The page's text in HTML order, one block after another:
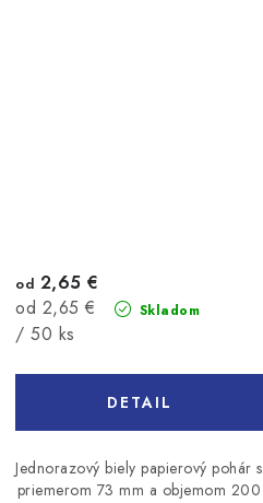
Skladom
od 2,65 €
Jednotková
cena:
od 2,65 €
/ 50 ks
DETAIL
Jednorazový biely papierový pohár s
priemerom 73 mm a objemom 200